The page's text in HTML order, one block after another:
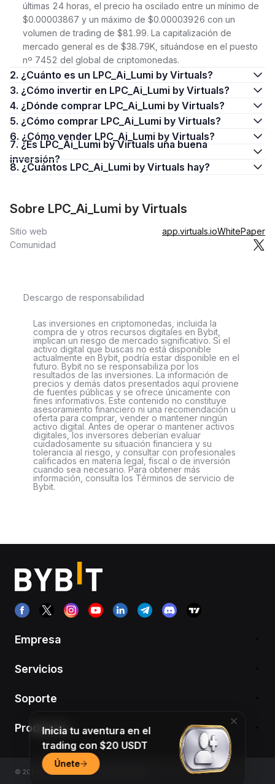
últimas 24 horas, el precio ha oscilado entre un mínimo de
$0.00003867 y un máximo de $0.00003926 con un
volumen de trading de $81.99. La capitalización de
mercado general es de $38.79K, situándose en el puesto
nº 7452 del global de criptomonedas.
2. ¿Cuánto es un LPC_Ai_Lumi by Virtuals?
3. ¿Cómo invertir en LPC_Ai_Lumi by Virtuals?
4. ¿Dónde comprar LPC_Ai_Lumi by Virtuals?
5. ¿Cómo comprar LPC_Ai_Lumi by Virtuals?
6. ¿Cómo vender LPC_Ai_Lumi by Virtuals?
7. ¿Es LPC_Ai_Lumi by Virtuals una buena
inversión?
8. ¿Cuántos LPC_Ai_Lumi by Virtuals hay?
Sobre LPC_Ai_Lumi by Virtuals
Sitio web app.virtuals.ioWhitePaper
Comunidad
Descargo de responsabilidad
Las inversiones en criptomonedas, incluida la
compra de y otros recursos digitales en Bybit,
implican un riesgo de mercado significativo. Si el
activo digital que buscas no está disponible
actualmente en Bybit, podría estar disponible en el
futuro. Bybit no se responsabiliza por los
resultados de las inversiones. La información de
precios y demás datos presentados aquí proviene
de fuentes públicas y se ofrece únicamente con
fines informativos. Este contenido no constituye
asesoramiento financiero ni una recomendación u
oferta para comprar, vender o mantener ningún
activo digital. Antes de operar o mantener activos
digitales, los inversores deberían evaluar
cuidadosamente su situación financiera y su
tolerancia al riesgo, y consultar con profesionales
calificados en materia legal, fiscal o de inversión
cuando sea necesario. Para obtener más
información, consulta los Términos de servicio de
Bybit.
Empresa
Servicios
Soporte
Productos
© 2018-2026 Bybit.com. All rights reserved.
Inicia tu aventura en el
trading con $20 USDT
Únete